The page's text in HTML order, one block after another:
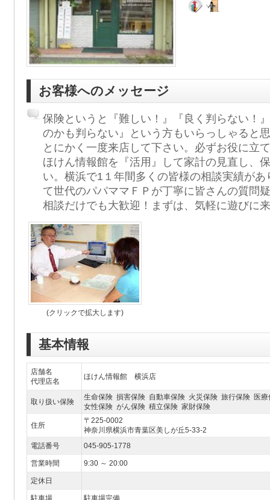
お客様へのメッセージ
保険というと『難しい！』『良く判らない！
のかも判らない』という方もいらっしゃると
とにかく一度来店して下さい。必ずお役に立
ほけん情報館を『活用』して家計の見直し、
い。横浜で1１年間多くの皆様の相談実績が
て世代のパパママＦＰが丁寧に皆さんの質問
相談だけでも大歓迎！まずは、気軽に遊びに
(クリックで拡大します)
基本情報
店舗名
代理店名
ほけん情報館 横浜店
取り扱い保険
生命保険 損害保険 自動車保険 火災保険 旅行保険 医
女性保険 がん保険 積立保険 家財保険
住所
〒225-0002
神奈川県横浜市青葉区美しが丘5-33-2
電話番号
045-905-1778
営業時間 9:30 ～ 20:00
定休日
駐車場 駐車場完備